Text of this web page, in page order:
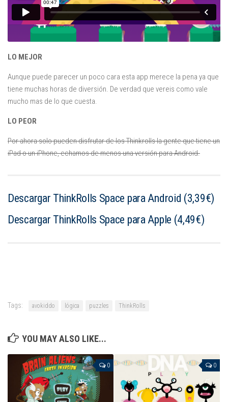
LO MEJOR
Aunque puede parecer un poco cara esta app merece la pena ya que
tiene muchas horas de diversión. De verdad que vereis como vale
mucho mas de lo que cuesta.
LO PEOR
Por ahora solo pueden disfrutar de los Thinkrolls la gente que tiene un
iPad o un iPhone, echamos de menos una versión para Android.
Descargar ThinkRolls Space para Android (3,39€)
Descargar ThinkRolls Space para Apple (4,49€)
Tags: avokiddo lógica puzzles ThinkRolls
YOU MAY ALSO LIKE...
0 0